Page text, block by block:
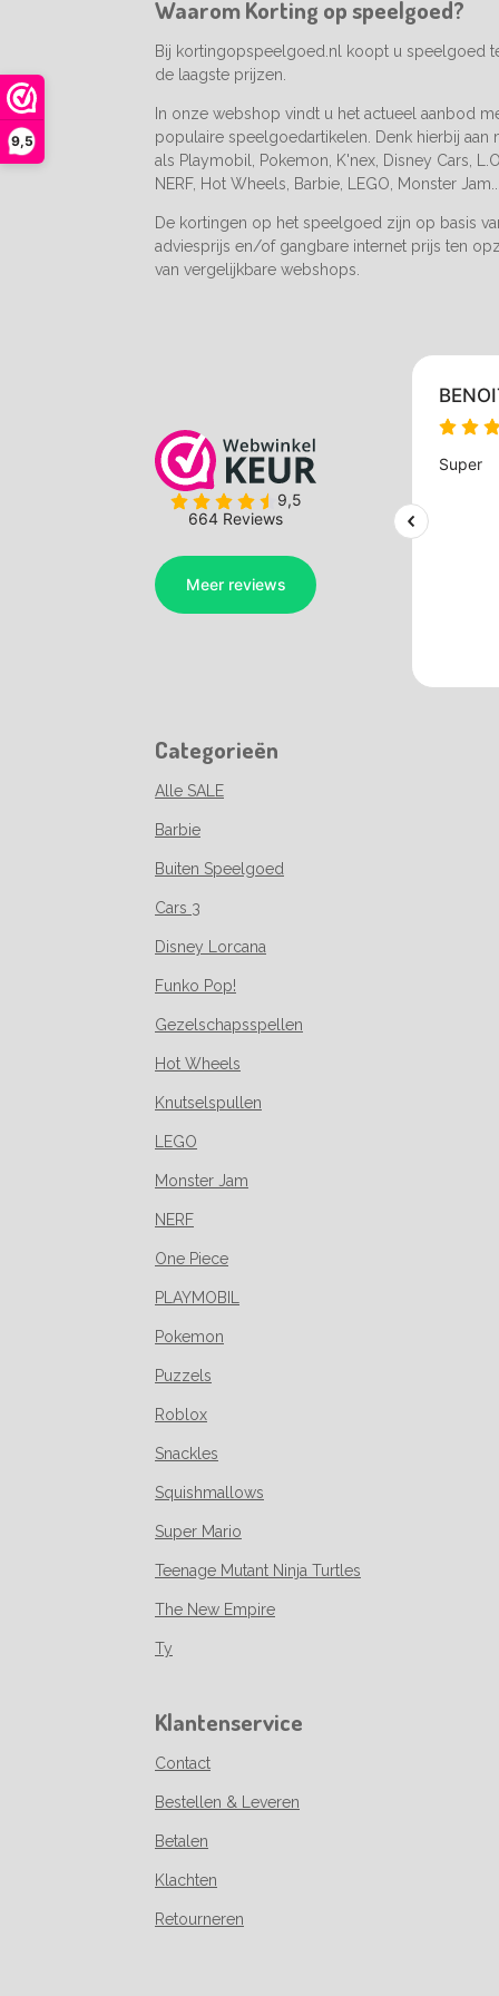
9,5
k
a
Waarom Korting op speelgoed?
Bij kortingopspeelgoed.nl koopt u speelgoed
de laagste prijzen.
In onze webshop vindt u het actueel aanbod
populaire speelgoedartikelen. Denk hierbij aan
als Playmobil, Pokemon, K'nex, Disney Cars,
NERF, Hot Wheels, Barbie, LEGO, Monster Jam...
De kortingen op het speelgoed zijn op basis
adviesprijs en/of gangbare internet prijs ten
van vergelijkbare webshops.
Categorieën
Alle SALE
Barbie
Buiten Speelgoed
Cars 3
Disney Lorcana
Funko Pop!
Gezelschapsspellen
Hot Wheels
Knutselspullen
LEGO
Monster Jam
NERF
One Piece
PLAYMOBIL
Pokemon
Puzzels
Roblox
Snackles
Squishmallows
Super Mario
Teenage Mutant Ninja Turtles
The New Empire
Ty
Klantenservice
Contact
Bestellen & Leveren
Betalen
Klachten
Retourneren